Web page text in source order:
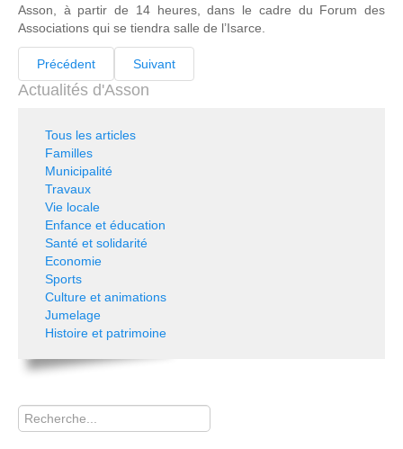
Asson, à partir de 14 heures, dans le cadre du Forum des
Associations qui se tiendra salle de l’Isarce.
Précédent Suivant
Actualités d'Asson
Tous les articles
Familles
Municipalité
Travaux
Vie locale
Enfance et éducation
Santé et solidarité
Economie
Sports
Culture et animations
Jumelage
Histoire et patrimoine
Rechercher